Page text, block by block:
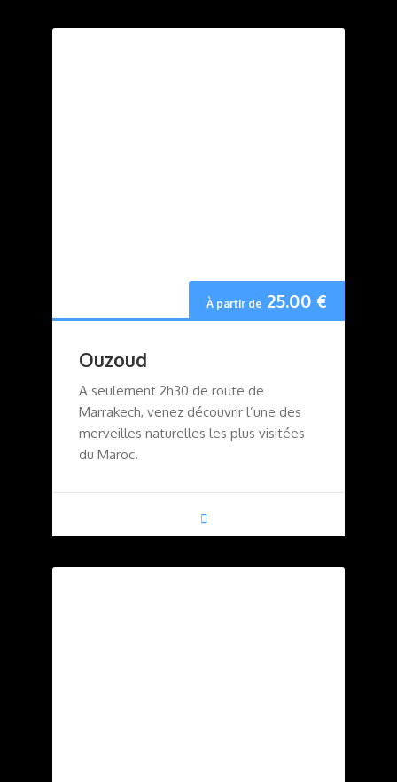
À partir de 25.00 €
Ouzoud
A seulement 2h30 de route de
Marrakech, venez découvrir l’une des
merveilles naturelles les plus visitées
du Maroc.